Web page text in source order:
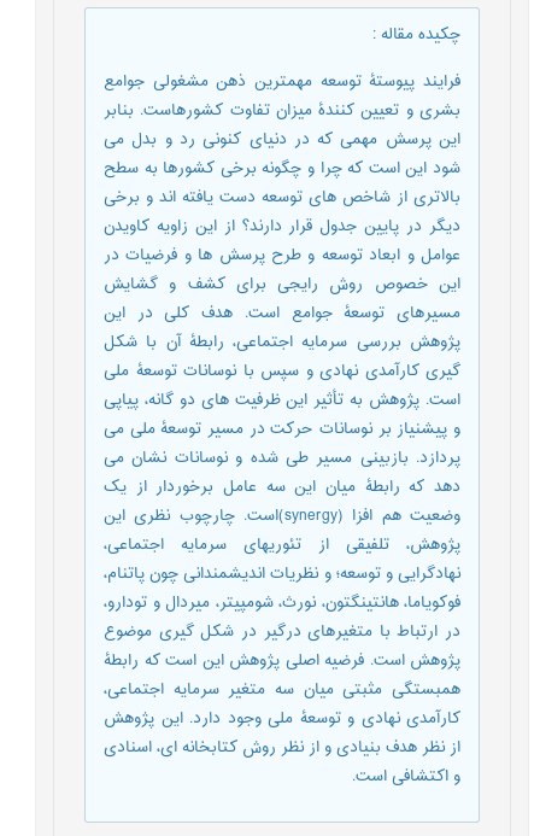
چکیده مقاله:
فرایند پیوستۀ توسعه مهمترین ذهن مشغولی جوامع
بشری و تعیین کنندۀ میزان تفاوت کشورهاست. بنابر
این پرسش مهمی که در دنیای کنونی رد و بدل می
شود این است که چرا و چگونه برخی کشورها به سطح
بالاتری از شاخص های توسعه دست یافته اند و برخی
دیگر در پایین جدول قرار دارند؟ از این زاویه کاویدن
عوامل و ابعاد توسعه و طرح پرسش ها و فرضیات در
این خصوص روش رایجی برای کشف و گشایش
مسیرهای توسعۀ جوامع است. هدف کلی در این
پژوهش بررسی سرمایه اجتماعی، رابطۀ آن با شکل
گیری کارآمدی نهادی و سپس با نوسانات توسعۀ ملی
است. پژوهش به تأثیر این ظرفیت های دو گانه، پیاپی
و پیشنیاز بر نوسانات حرکت در مسیر توسعۀ ملی می
پردازد. بازبینی مسیر طی شده و نوسانات نشان می
دهد که رابطۀ میان این سه عامل برخوردار از یک
وضعیت هم افزا (synergy)است. چارچوب نظری این
پژوهش، تلفیقی از تئوریهای سرمایه اجتماعی،
نهادگرایی و توسعه؛ و نظریات اندیشمندانی چون پاتنام،
فوکویاما، هانتینگتون، نورث، شومپیتر، میردال و تودارو،
در ارتباط با متغیرهای درگیر در شکل گیری موضوع
پژوهش است. فرضیه اصلی پژوهش این است که رابطۀ
همبستگی مثبتی میان سه متغیر سرمایه اجتماعی،
کارآمدی نهادی و توسعۀ ملی وجود دارد. این پژوهش
از نظر هدف بنیادی و از نظر روش کتابخانه ای، اسنادی
و اکتشافی است.